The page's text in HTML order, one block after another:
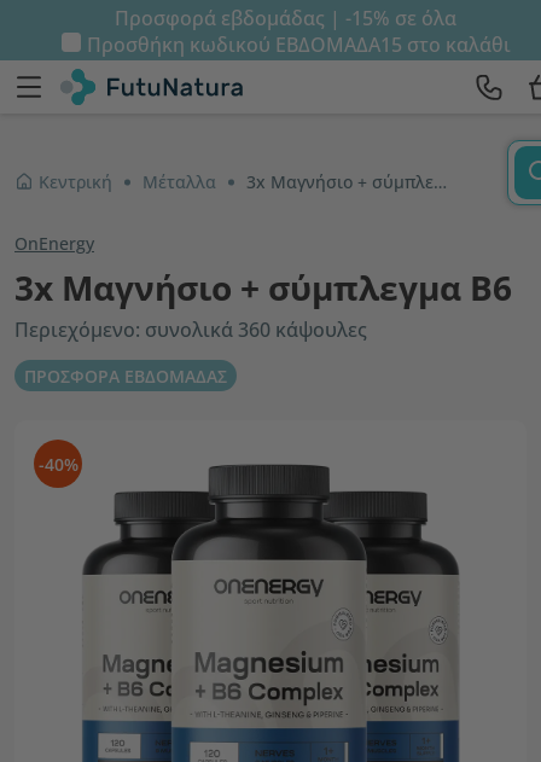
Προσφορά εβδομάδας | -15% σε όλα
Προσθήκη κωδικού ΕΒΔΟΜΑΔΑ15 στο καλάθι
Κεντρική Μέταλλα 3x Μαγνήσιο + σύμπλεγμα Β6
OnEnergy
3x Μαγνήσιο + σύμπλεγμα Β6
Περιεχόμενο: συνολικά 360 κάψουλες
ΠΡΟΣΦΟΡΑ ΕΒΔΟΜΑΔΑΣ
-40%